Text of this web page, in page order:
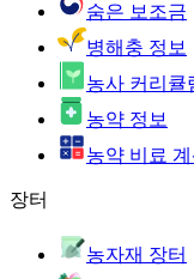
숨은 보조금
병해충 정보
농사 커리큘
농약 정보
농약 비료 계
장터
농자재 장터